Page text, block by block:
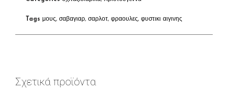
Tags μους, σαβαγιαρ, σαρλοτ, φραουλες, φυστικι αιγινης
Σχετικά προϊόντα